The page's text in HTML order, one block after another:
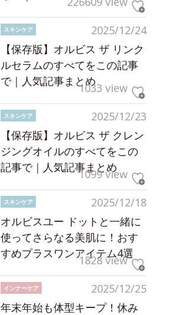
2025/12/24
スキンケア
【保存版】オルビス ザ リンク
ルセラムのすべてをこの記事
で｜人気記事まとめ1033 view
2025/12/23
スキンケア
【保存版】オルビス ザ クレン
ジングオイルのすべてをこの
記事で｜人気記事まとめ
1099 view
2025/12/18
スキンケア
オルビスユー ドットと一緒に
使ってさらなる美肌に！おす
すめプラスワンアイテム4選
1828 view
2025/12/25
インナーケア
年末年始も体型キープ！休み